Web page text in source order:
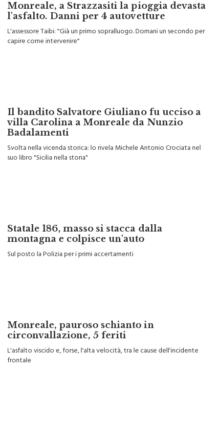
Monreale, a Strazzasiti la pioggia devasta
l'asfalto. Danni per 4 autovetture
L'assessore Taibi: "Già un primo sopralluogo. Domani un secondo per
capire come intervenire"
Il bandito Salvatore Giuliano fu ucciso a
villa Carolina a Monreale da Nunzio
Badalamenti
Svolta nella vicenda storica: lo rivela Michele Antonio Crociata nel
suo libro "Sicilia nella storia"
Statale 186, masso si stacca dalla
montagna e colpisce un'auto
Sul posto la Polizia per i primi accertamenti
Monreale, pauroso schianto in
circonvallazione, 5 feriti
L'asfalto viscido e, forse, l'alta velocità, tra le cause dell'incidente
frontale